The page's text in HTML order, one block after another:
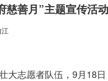
慈善月”主题宣传活
大志愿者队伍，9月18